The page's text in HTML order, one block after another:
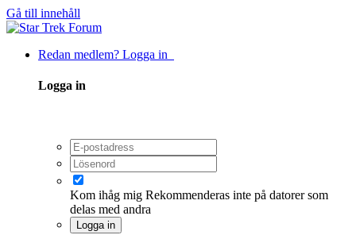
Gå till innehåll
Redan medlem? Logga in
Logga in
Kom ihåg mig Rekommenderas inte på datorer som
delas med andra
Logga in